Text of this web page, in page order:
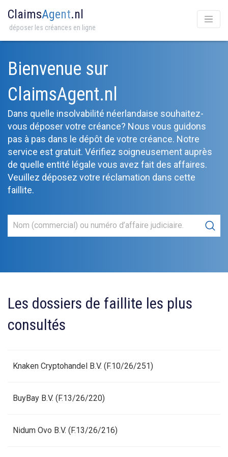
ClaimsAgent.nl
déposer les créances en ligne
Bienvenue sur
ClaimsAgent.nl
Dans quelle insolvabilité néerlandaise souhaitez-
vous déposer votre créance? Nous vous guidons
pas à pas dans le dépôt de votre créance. Notre
service est gratuit. Vérifiez soigneusement auprès
de quelle entité légale vous avez fait des affaires.
Veuillez déposez votre réclamation dans cette
faillite.
Les dossiers de faillite les plus
consultés
Knaken Cryptohandel B.V. (F.10/26/251)
BuyBay B.V. (F.13/26/220)
Nidum Ovo B.V. (F.13/26/216)